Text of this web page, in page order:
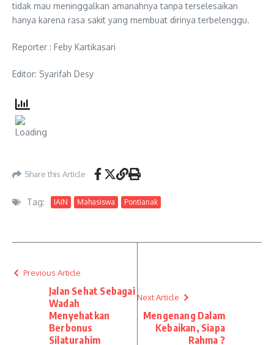
tidak mau meninggalkan amanahnya tanpa terselesaikan
hanya karena rasa sakit yang membuat dirinya terbelenggu.
Reporter : Feby Kartikasari
Editor: Syarifah Desy
Share this Article
Tag: IAIN Mahasiswa Pontianak
Previous Article
Jalan Sehat Sebagai
Wadah
Menyehatkan
Berbonus
Silaturahim
Next Article
Mengenang Dalam
Kebaikan, Siapa
Rahma ?